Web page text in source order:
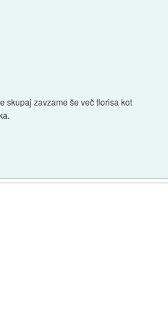
skupaj zavzame še več tlorisa kot